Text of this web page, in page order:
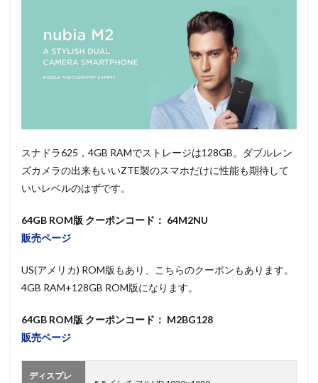
スナドラ625，4GB RAMでストレージは128GB。ダブルレン
ズカメラの出来もいいZTE製のスマホだけに性能も期待して
いいレベルのはずです。
64GB ROM版 クーポンコード： 64M2NU
販売ページ
US(アメリカ) ROM版もあり、こちらのクーポンもあります。
4GB RAM+128GB ROM版になります。
64GB ROM版 クーポンコード： M2BG128
販売ページ
ディスプレ